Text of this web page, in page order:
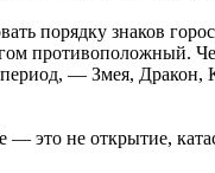
порядку знаков
противоположный.
— Змея, Дракон,
это не открытие,